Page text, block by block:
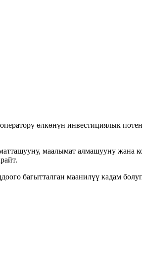
өлкөнүн инвестициялык
маалымат алмашууну жана
багытталган маанилүү кадам